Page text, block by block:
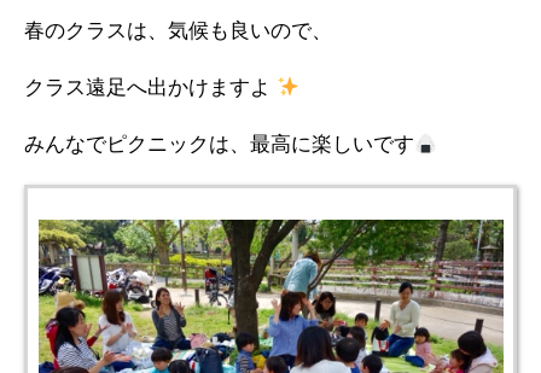
春のクラスは、気候も良いので、
クラス遠足へ出かけますよ
みんなでピクニックは、最高に楽しいです